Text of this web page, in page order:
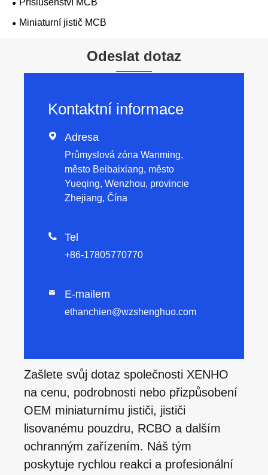
Příslušenství MCB
Miniaturní jistič MCB
Odeslat dotaz
Kontaktní informace
 Adresa
Průmyslová zóna Wanming,
město Beibaixiang, město
Yueqing, Wenzhou, provincie
Zhejiang, Čína
 Tel
+86-17805770770
 E-mailem
ethanchien@wzshenghuo.com
Zašlete svůj dotaz společnosti XENHO
na cenu, podrobnosti nebo přizpůsobení
OEM miniaturnímu jističi, jističi
lisovanému pouzdru, RCBO a dalším
ochranným zařízením. Náš tým
poskytuje rychlou reakci a profesionální